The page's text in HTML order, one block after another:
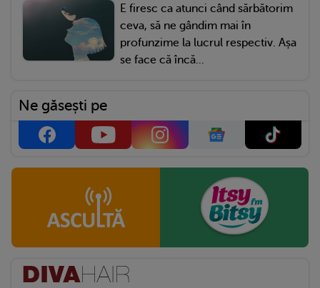
E firesc ca atunci când sărbătorim
ceva, să ne gândim mai în
profunzime la lucrul respectiv. Așa
se face că încă...
Ne găsești pe